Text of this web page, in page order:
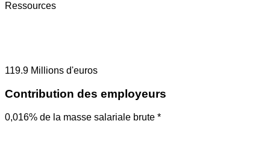
Ressources
119.9 Millions d'euros
Contribution des employeurs
0,016% de la masse salariale brute *